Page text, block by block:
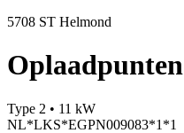
5708 ST Helmond
Oplaadpunten
Type 2 • 11 kW
NL*LKS*EGPN009083*1*1